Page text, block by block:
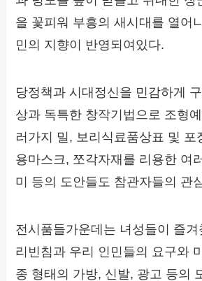
을 꽃피워 부흥의 새시대를 열어
민의 지향이 반영되여있다.
당정책과 시대정신을 민감하게
상과 독특한 창작기법으로 조형
러가지 밀, 보리식료품상표 및 포
용마스크, 쪼각자재를 리용한 여
미 등의 도안들도 참관자들의 관
전시품들가운데는 녀성들이 즐겨
리빈침과 우리 인민들의 요구와
종 형태의 가방, 신발, 광고 등의